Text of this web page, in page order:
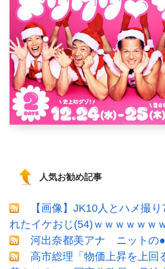
人気お勧め記事
【画像】JK10人とハメ撮
れたイケおじ(54)ｗｗｗｗｗｗ
河出奈都美アナ ニットの
高市総理「物価上昇を上回